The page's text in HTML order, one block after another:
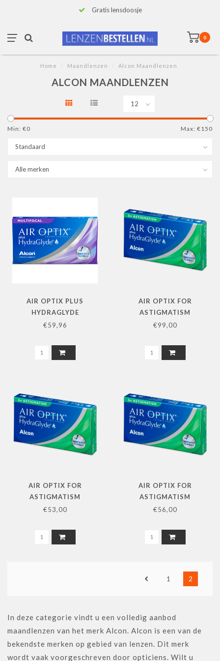
Gratis lensdoosje
0
Home Maandlenzen Alcon Maandlenzen
ALCON MAANDLENZEN
Min: €0 Max: €150
AIR OPTIX PLUS
HYDRAGLYDE
MULTIFOCAL 2X3 PACK
€59,96
AIR OPTIX FOR
ASTIGMATISM
MAANDLENS 2X6 PACK
€99,00
AIR OPTIX FOR
ASTIGMATISM
MAANDLENS 6 PACK
€53,00
AIR OPTIX FOR
ASTIGMATISM
MAANDLENS 2X3 PACK
€56,00
1 2
In deze categorie vindt u een volledig aanbod
maandlenzen van het merk Alcon. Alcon is een van de
bekendste merken op gebied van lenzen. Dit merk
wordt vaak voorgeschreven door opticiens. Wilt u